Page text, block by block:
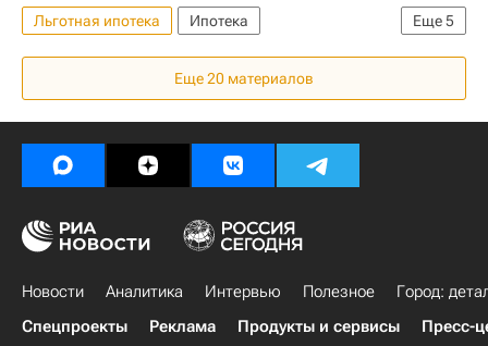
Еще5
Льготная ипотека
Ипотека
Марат Хуснуллин
Кредиты
Жилье
Министерство строительства и жилищно-коммунального хозяйства РФ (Минстрой России)
Еще 20 материалов
Новости Аналитика Интервью Полезное
Город:
Спецпроекты
Реклама Продукты и сервисы Пресс-